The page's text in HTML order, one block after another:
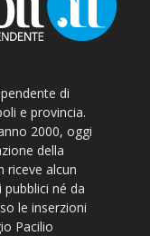
di
e provincia.
2000, oggi
della
riceve alcun
né da
le inserzioni
Pacilio